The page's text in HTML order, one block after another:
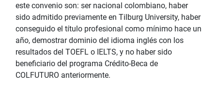
este convenio son: ser nacional colombiano, haber
sido admitido previamente en Tilburg University, haber
conseguido el título profesional como mínimo hace un
año, demostrar dominio del idioma inglés con los
resultados del TOEFL o IELTS, y no haber sido
beneficiario del programa Crédito-Beca de
COLFUTURO anteriormente.